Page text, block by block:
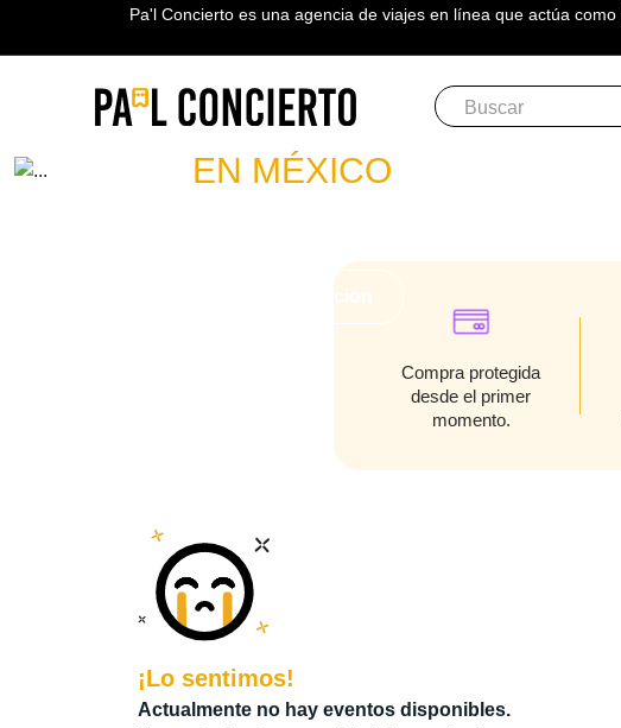
Pa'l Concierto es una agencia de viajes en línea que actúa
FLOYD
EN MÉXICO
Compra protegida
desde el primer
momento.
¡Lo sentimos!
Actualmente no hay eventos disponibles.